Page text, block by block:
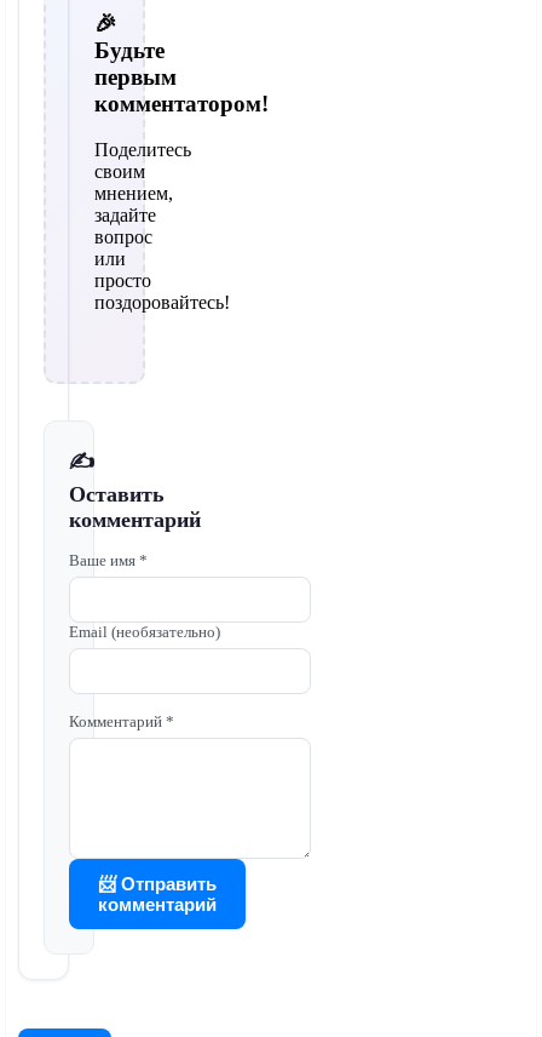
🎉
Будьте
первым
комментатором!
Поделитесь
своим
мнением,
задайте
вопрос
или
просто
поздоровайтесь!
✍️
Оставить
комментарий
Ваше имя *
Email (необязательно)
Комментарий *
📨 Отправить
комментарий